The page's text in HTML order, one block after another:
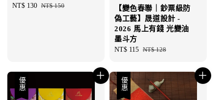
Sale
NT$ 130 Regular
NT$ 150
【變色春聯｜鈔票級防
偽工藝】晟道設計 -
2026 馬上有錢 光變油
墨斗方
Sale
NT$ 115 Regular
NT$ 128
優惠 優惠